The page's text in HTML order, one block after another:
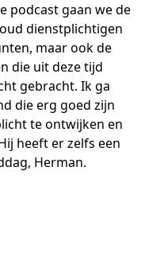
podcast gaan we de
dienstplichtigen
maar ook de
die uit deze tijd
gebracht. Ik ga
die erg goed zijn
te ontwijken en
heeft er zelfs een
Herman.